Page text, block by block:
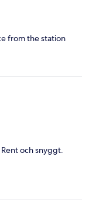
from the station
och snyggt.